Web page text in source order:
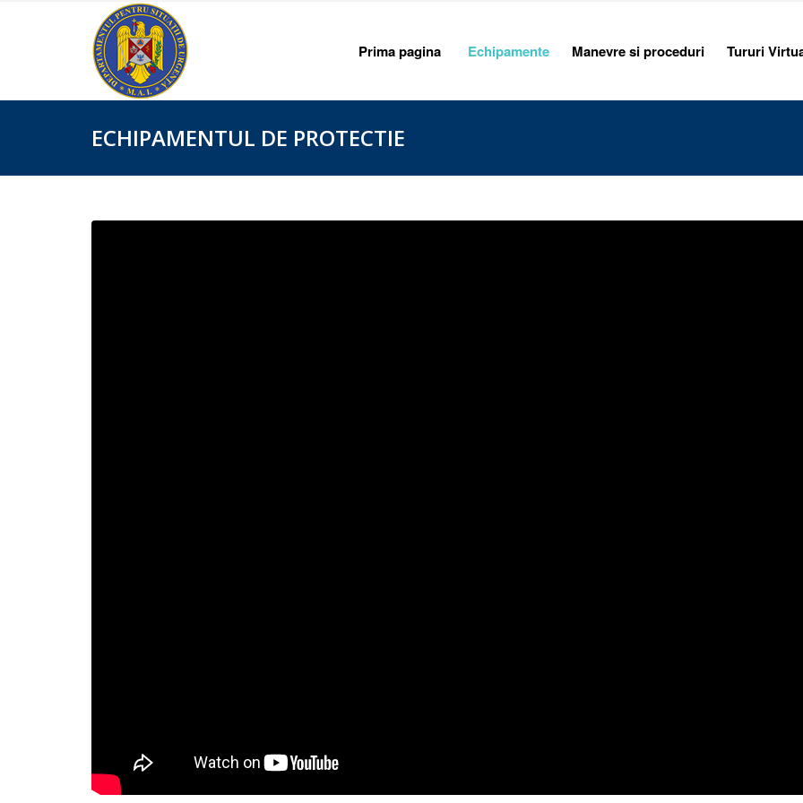
Prima pagina Echipamente Manevre si proceduri Tururi
ECHIPAMENTUL DE PROTECTIE